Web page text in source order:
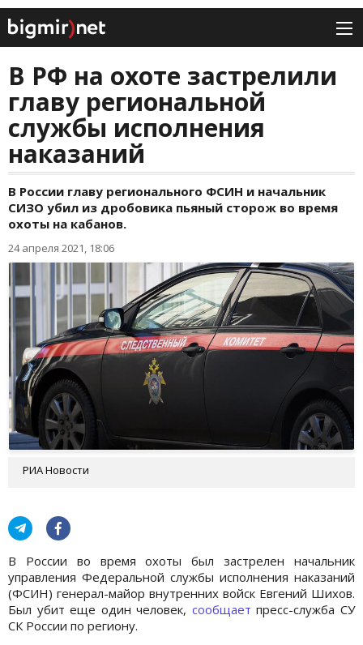
В РФ на охоте застрелили
главу региональной
службы исполнения
наказаний
В России главу регионального ФСИН и начальник
СИЗО убил из дробовика пьяный сторож во время
охоты на кабанов.
24 апреля 2021, 18:06
РИА Новости
В России во время охоты был застрелен начальник
управления Федеральной службы исполнения наказаний
(ФСИН) генерал-майор внутренних войск Евгений Шихов.
Был убит еще один человек, сообщает пресс-служба СУ
СК России по региону.